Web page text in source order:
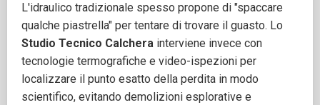
L'idraulico tradizionale spesso propone di "spaccare
qualche piastrella" per tentare di trovare il guasto. Lo
Studio Tecnico Calcherainterviene invece con
tecnologie termografiche e video-ispezioni per
localizzare il punto esatto della perdita in modo
scientifico, evitando demolizioni esplorative e